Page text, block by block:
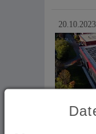
20.10.2023